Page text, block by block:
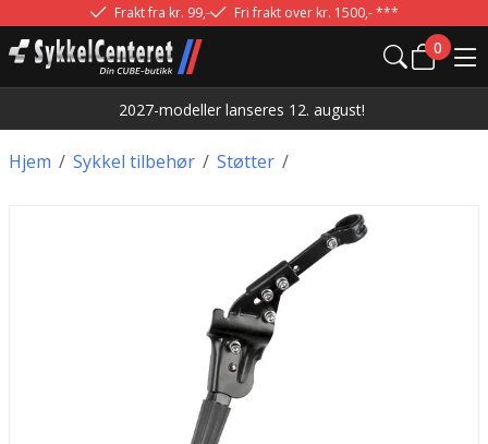
Frakt fra kr. 99,- Fri frakt over kr. 1500,- ***
0
2027-modeller lanseres 12. august!
/
Hjem /
Sykkel tilbehør /
Støtter